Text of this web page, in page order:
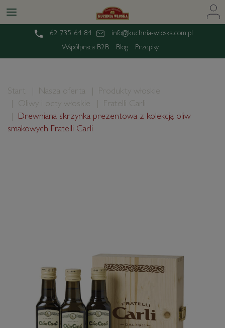
62 735 64 84
info@kuchnia-wloska.com.pl
Współpraca B2B
Blog Przepisy
Start Nasza oferta
Produkty włoskie
Oliwy i octy włoskie
Fratelli Carli
Drewniana skrzynka prezentowa z kolekcją oliw
smakowych Fratelli Carli